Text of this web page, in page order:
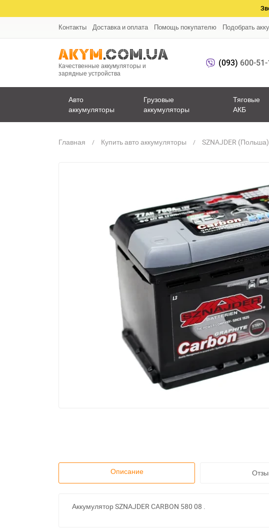
Контакты Доставка и оплата Помощь покупателю Подобрать
Качественные аккумуляторы и
зарядные устройства
(093) 600-51-
Авто
аккумуляторы
Грузовые
аккумуляторы
Тяговые
АКБ
Главная Купить авто аккумуляторы SZNAJDER (Польша)
Описание
Аккумулятор SZNAJDER CARBON 580 08 .